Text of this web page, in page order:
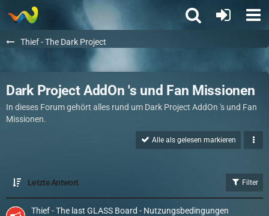
Thief - The Dark Project
Dark Project AddOn 's und Fan Missionen
In dieses Forum gehört alles rund um Dark Project AddOn 's und Fan
Missionen.
Alle als gelesen markieren
Letzte Antwort Filter
Thief - The last GLASS Board - Nutzungsbedingungen